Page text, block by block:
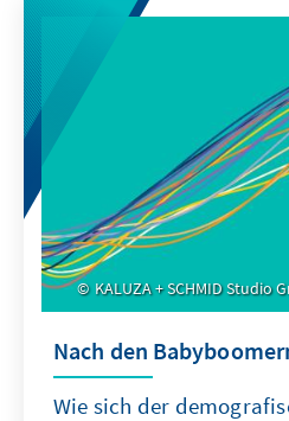
KALUZA + SCHMID Studio
Nach den
Wie sich der